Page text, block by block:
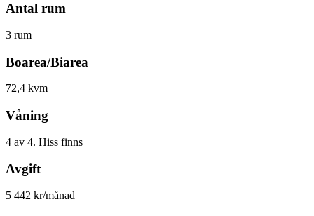
Antal rum
3 rum
Boarea/Biarea
72,4 kvm
Våning
4 av 4. Hiss finns
Avgift
5 442 kr/månad